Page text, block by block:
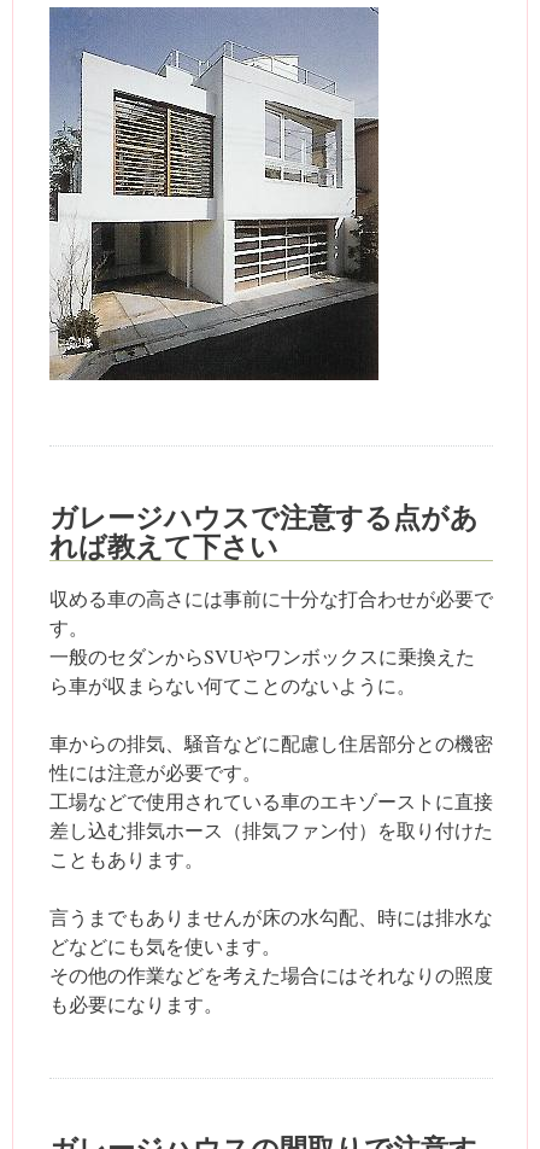
ガレージハウスで注意する点があ
れば教えて下さい
収める車の高さには事前に十分な打合わせが必要で
す。
一般のセダンからSVUやワンボックスに乗換えた
ら車が収まらない何てことのないように。
車からの排気、騒音などに配慮し住居部分との機密
性には注意が必要です。
工場などで使用されている車のエキゾーストに直接
差し込む排気ホース（排気ファン付）を取り付けた
こともあります。
言うまでもありませんが床の水勾配、時には排水な
どなどにも気を使います。
その他の作業などを考えた場合にはそれなりの照度
も必要になります。